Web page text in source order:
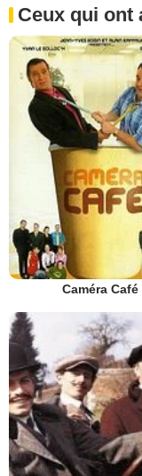
Ceux qui ont
Caméra Café